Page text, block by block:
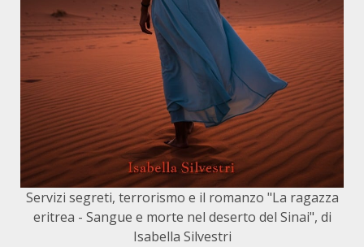
Servizi segreti, terrorismo e il romanzo "La ragazza
eritrea - Sangue e morte nel deserto del Sinai", di
Isabella Silvestri